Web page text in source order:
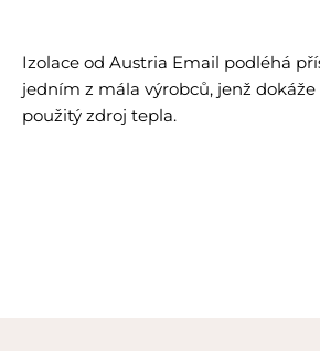
Izolace od Austria Email podléhá
jedním z mála výrobců, jenž
použitý zdroj tepla.